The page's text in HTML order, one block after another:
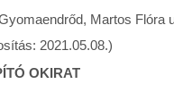
Martos Flóra
2021.05.08.)
OKIRAT